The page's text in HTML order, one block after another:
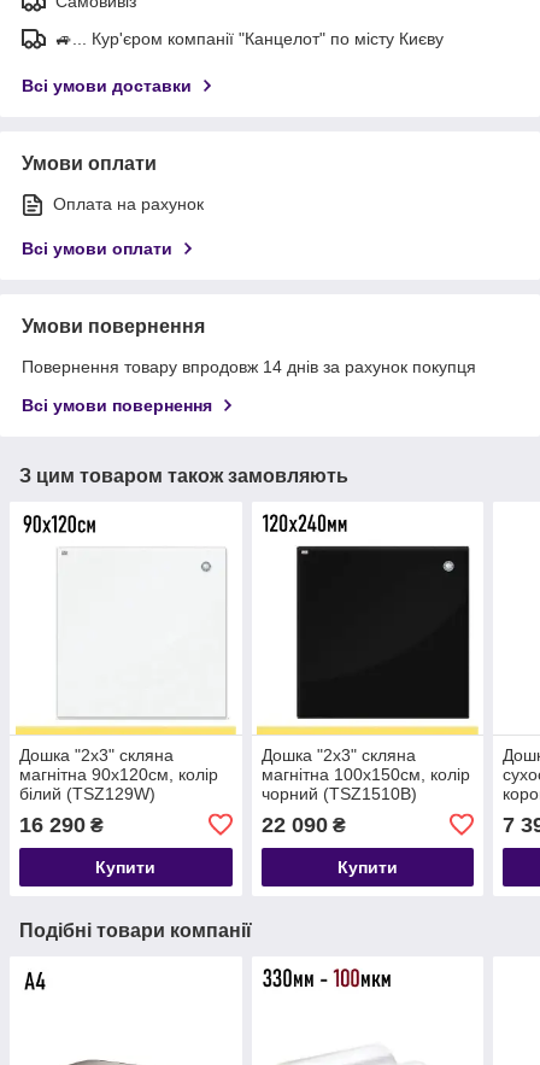
🚙... Кур'єром компанії "Канцелот" по місту Києву
Всі умови доставки
Умови оплати
Оплата на рахунок
Всі умови оплати
Умови повернення
Повернення товару впродовж 14 днів за рахунок покупця
Всі умови повернення
З цим товаром також замовляють
Дошка "2х3" скляна
магнітна 90х120см, колір
білий (TSZ129W)
16 290 ₴
Купити
Дошка "2х3" скляна
магнітна 100х150см, колір
чорний (TSZ1510B)
22 090₴
Купити
7
Подібні товари компанії